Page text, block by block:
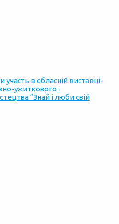
участь в обласній виставці-
ужиткового і
“Знай і люби свій